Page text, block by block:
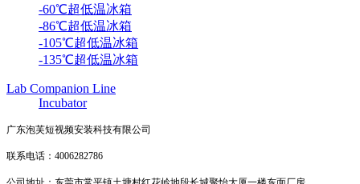
-60℃超低温冰箱
-86℃超低温冰箱
-105℃超低温冰箱
-135℃超低温冰箱
Lab Companion Line
Incubator
广东泡芙短视频安装科技有限公司
联系电话：4006282786